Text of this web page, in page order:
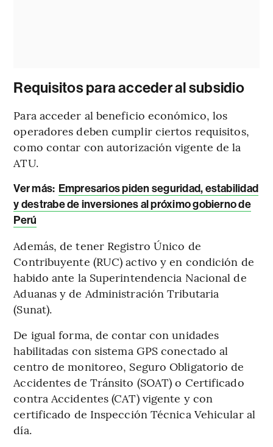
Requisitos para acceder al subsidio
Para acceder al beneficio económico, los
operadores deben cumplir ciertos requisitos,
como contar con autorización vigente de la
ATU.
Ver más: Empresarios piden seguridad, estabilidad
y destrabe de inversiones al próximo gobierno de
Perú
Además, de tener Registro Único de
Contribuyente (RUC) activo y en condición de
habido ante la Superintendencia Nacional de
Aduanas y de Administración Tributaria
(Sunat).
De igual forma, de contar con unidades
habilitadas con sistema GPS conectado al
centro de monitoreo, Seguro Obligatorio de
Accidentes de Tránsito (SOAT) o Certificado
contra Accidentes (CAT) vigente y con
certificado de Inspección Técnica Vehicular al
día.